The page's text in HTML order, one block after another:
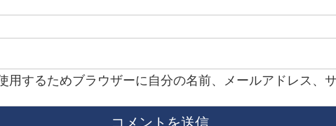
用するためブラウザーに自分の名前、メールアドレス、